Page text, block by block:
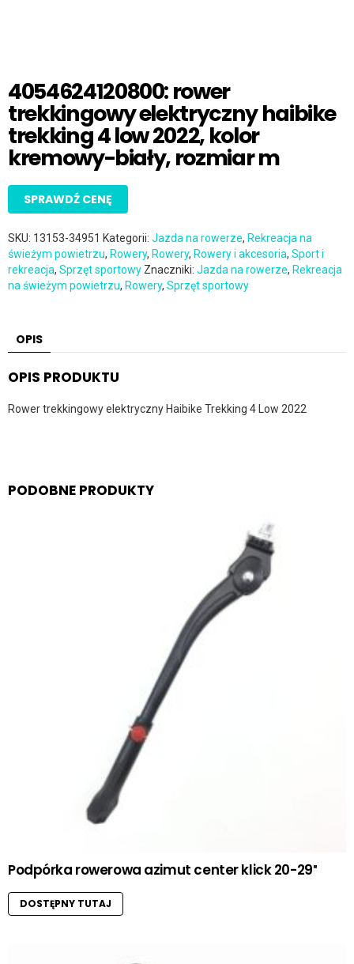
4054624120800: rower
trekkingowy elektryczny haibike
trekking 4 low 2022, kolor
kremowy-biały, rozmiar m
SPRAWDŹ CENĘ
SKU: 13153-34951 Kategorii: Jazda na rowerze, Rekreacja na
świeżym powietrzu, Rowery, Rowery, Rowery i akcesoria, Sport i
rekreacja, Sprzęt sportowy Znaczniki: Jazda na rowerze, Rekreacja
na świeżym powietrzu, Rowery, Sprzęt sportowy
OPIS
OPIS PRODUKTU
Rower trekkingowy elektryczny Haibike Trekking 4 Low 2022
PODOBNE PRODUKTY
Podpórka rowerowa azimut center klick 20-29″
DOSTĘPNY TUTAJ